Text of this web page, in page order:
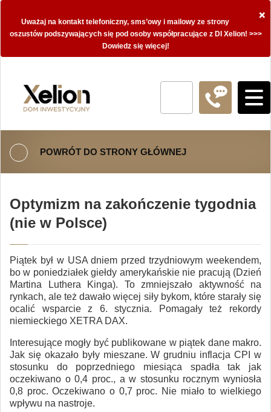
×
Uważaj na kontakt telefoniczny, sms’owy i mailowy ze strony
oszustów podszywających się pod osoby współpracujące z DI Xelion! >>>
Dowiedz się więcej!
POWRÓT DO STRONY GŁÓWNEJ
Optymizm na zakończenie tygodnia
(nie w Polsce)
Piątek był w USA dniem przed trzydniowym weekendem,
bo w poniedziałek giełdy amerykańskie nie pracują (Dzień
Martina Luthera Kinga). To zmniejszało aktywność na
rynkach, ale też dawało więcej siły bykom, które starały się
ocalić wsparcie z 6. stycznia. Pomagały też rekordy
niemieckiego XETRA DAX.
Interesujące mogły być publikowane w piątek dane makro.
Jak się okazało były mieszane. W grudniu inflacja CPI w
stosunku do poprzedniego miesiąca spadła tak jak
oczekiwano o 0,4 proc., a w stosunku rocznym wyniosła
0,8 proc. Oczekiwano o 0,7 proc. Nie miało to wielkiego
wpływu na nastroje.